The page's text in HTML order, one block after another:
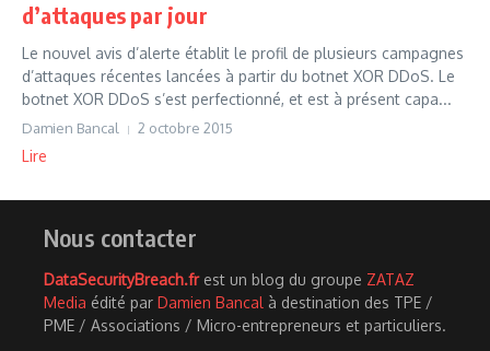
d’attaques par jour
Le nouvel avis d’alerte établit le profil de plusieurs campagnes
d’attaques récentes lancées à partir du botnet XOR DDoS. Le
botnet XOR DDoS s’est perfectionné, et est à présent capa...
Damien Bancal 2 octobre 2015
Lire
Nous contacter
DataSecurityBreach.frest un blog du groupe ZATAZ
Media édité par Damien Bancal à destination des TPE /
PME / Associations / Micro-entrepreneurs et particuliers.